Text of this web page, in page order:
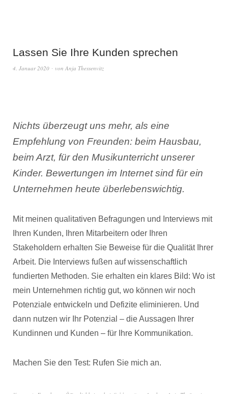
Lassen Sie Ihre Kunden sprechen
4. Januar 2020 von Anja Thessenvitz
Nichts überzeugt uns mehr, als eine
Empfehlung von Freunden: beim Hausbau,
beim Arzt, für den Musikunterricht unserer
Kinder. Bewertungen im Internet sind für ein
Unternehmen heute überlebenswichtig.
Mit meinen qualitativen Befragungen und Interviews mit
Ihren Kunden, Ihren Mitarbeitern oder Ihren
Stakeholdern erhalten Sie Beweise für die Qualität Ihrer
Arbeit. Die Interviews fußen auf wissenschaftlich
fundierten Methoden. Sie erhalten ein klares Bild: Wo ist
mein Unternehmen richtig gut, wo können wir noch
Potenziale entwickeln und Defizite eliminieren. Und
dann nutzen wir Ihr Potenzial – die Aussagen Ihrer
Kundinnen und Kunden – für Ihre Kommunikation.
Machen Sie den Test: Rufen Sie mich an.